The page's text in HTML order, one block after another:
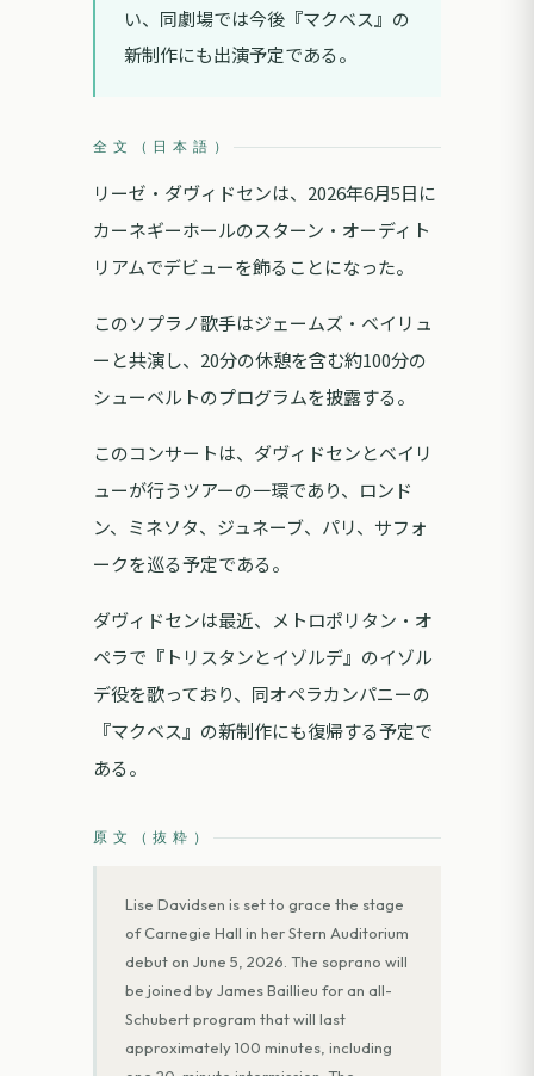
い、同劇場では今後『マクベス』の
新制作にも出演予定である。
全文（日本語）
リーゼ・ダヴィドセンは、2026年6月5日に
カーネギーホールのスターン・オーディト
リアムでデビューを飾ることになった。
このソプラノ歌手はジェームズ・ベイリュ
ーと共演し、20分の休憩を含む約100分の
シューベルトのプログラムを披露する。
このコンサートは、ダヴィドセンとベイリ
ューが行うツアーの一環であり、ロンド
ン、ミネソタ、ジュネーブ、パリ、サフォ
ークを巡る予定である。
ダヴィドセンは最近、メトロポリタン・オ
ペラで『トリスタンとイゾルデ』のイゾル
デ役を歌っており、同オペラカンパニーの
『マクベス』の新制作にも復帰する予定で
ある。
原文（抜粋）
Lise Davidsen is set to grace the stage
of Carnegie Hall in her Stern Auditorium
debut on June 5, 2026. The soprano will
be joined by James Baillieu for an all-
Schubert program that will last
approximately 100 minutes, including